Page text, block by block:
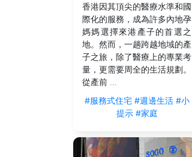
香港因其頂尖的醫療水準和國
際化的服務，成為許多內地孕
媽媽選擇來港產子的首選之
地。然而，一趟跨越地域的產
子之旅，除了醫療上的專業考
量，更需要周全的生活規劃。
從產前 ...
#服務式住宅 #週邊生活 #小
提示 #家庭